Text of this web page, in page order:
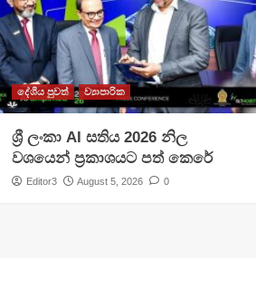
දේශීය පුවත් ව්‍යාපාරික
ශ්‍රී ලංකා AI සතිය 2026 නිල
වශයෙන් ප්‍රකාශයට පත් කෙරේ
Editor3 August 5, 2026 0